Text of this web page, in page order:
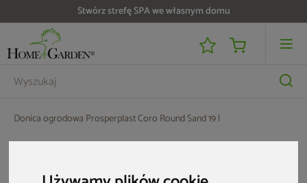
Stwórz strefę SPA we własnym domu
Donica ogrodowa Prosperplast Coro Round Sand 19 l